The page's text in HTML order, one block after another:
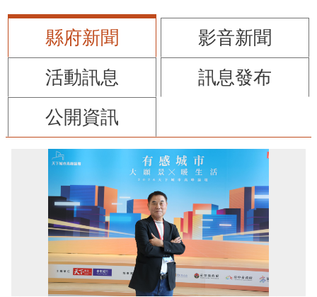
縣府新聞
影音新聞
活動訊息
訊息發布
公開資訊